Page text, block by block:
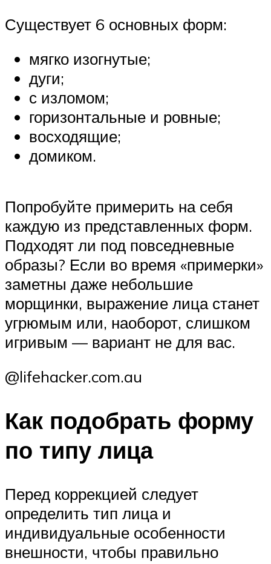
Существует 6 основных форм:
мягко изогнутые;
дуги;
с изломом;
горизонтальные и ровные;
восходящие;
домиком.
Попробуйте примерить на себя
каждую из представленных форм.
Подходят ли под повседневные
образы? Если во время «примерки»
заметны даже небольшие
морщинки, выражение лица станет
угрюмым или, наоборот, слишком
игривым — вариант не для вас.
@lifehacker.com.au
Как подобрать форму
по типу лица
Перед коррекцией следует
определить тип лица и
индивидуальные особенности
внешности, чтобы правильно